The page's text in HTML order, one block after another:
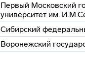
Первый Московский
университет им.
Сибирский
Воронежский